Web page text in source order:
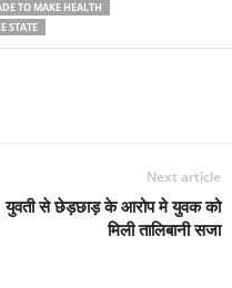
TO MAKE HEALTH
STATE
Next article
युवती से छेड़छाड़ के आरोप मे युवक को
मिली तालिबानी सजा